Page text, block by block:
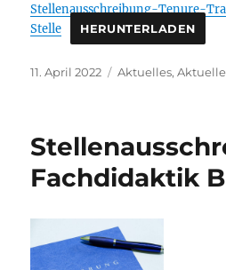
Stellenausschreibung-Tenure-
Stelle
HERUNTERLADEN
Veröffentlicht
11. April 2022 Kategorien
Aktuelles,
Fachdidaktik